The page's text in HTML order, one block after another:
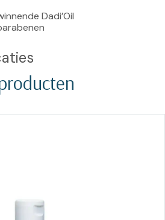
Dadi’Oil